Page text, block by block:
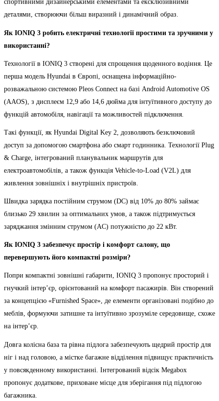
спортивними дизайнерськими елементами та ексклюзивними
деталями, створюючи більш виразний і динамічний образ.
Як IONIQ 3 робить електричні технології простими та зручними у
використанні?
Технології в IONIQ 3 створені для спрощення щоденного водіння. Це
перша модель Hyundai в Європі, оснащена інформаційно-
розважальною системою Pleos Connect на базі Android Automotive OS
(AAOS), з дисплеєм 12,9 або 14,6 дюйма для інтуїтивного доступу до
функцій автомобіля, навігації та можливостей підключення.
Такі функції, як Hyundai Digital Key 2, дозволяють безключовий
доступ за допомогою смартфона або смарт годинника. Технології Plug
& Charge, інтегрований планувальник маршрутів для
електроавтомобілів, а також функція Vehicle-to-Load (V2L) для
живлення зовнішніх і внутрішніх пристроїв.
Швидка зарядка постійним струмом (DC) від 10% до 80% займає
близько 29 хвилин за оптимальних умов, а також підтримується
заряджання змінним струмом (AC) потужністю до 22 кВт.
Як IONIQ 3 забезпечує простір і комфорт салону, що
перевершують його компактні розміри?
Попри компактні зовнішні габарити, IONIQ 3 пропонує просторий і
гнучкий інтер’єр, орієнтований на комфорт пасажирів. Він створений
за концепцією «Furnished Space», де елементи організовані подібно до
меблів, формуючи затишне та інтуїтивно зрозуміле середовище, схоже
на інтер’єр.
Довга колісна база та рівна підлога забезпечують щедрий простір для
ніг і над головою, а містке багажне відділення підвищує практичність
у повсякденному використанні. Інтегрований відсік Megabox
пропонує додаткове, приховане місце для зберігання під підлогою
багажника.